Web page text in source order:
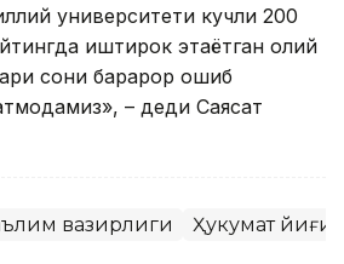
университети кучли 200
иштирок этаётган олий
сони барқарор ошиб
– деди Саясат
вазирлиги Ҳукумат